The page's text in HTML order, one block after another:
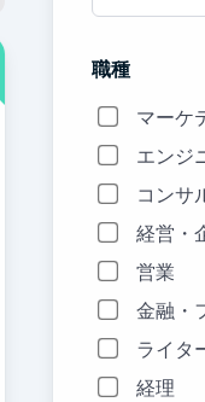
職種
マーケ
エンジ
コンサ
経営・
営業
金融・
ライタ
経理